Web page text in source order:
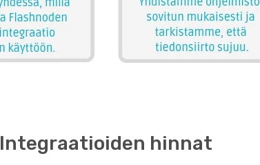
Integraatioiden hinnat